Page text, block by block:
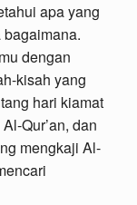
apa yang
dengan
kisah yang
hari kiamat
Qur’an, dan
mengkaji Al-